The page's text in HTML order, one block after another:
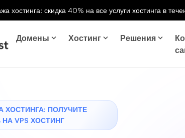
хостинга: скидка 40% на все услуги хостинга в
Домены Хостинг Решения
ХОСТИНГА: ПОЛУЧИТЕ
VPS ХОСТИНГ